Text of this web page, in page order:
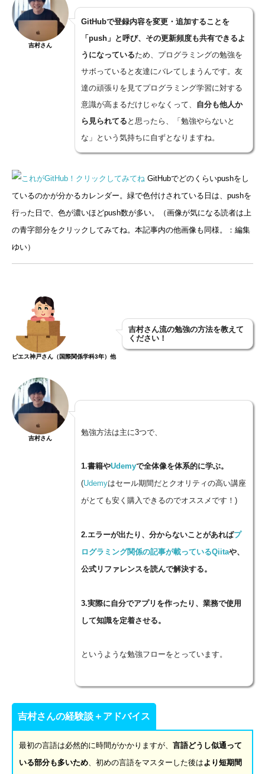
吉村さん
GitHubで登録内容を変更・追加することを
「push」と呼び、その更新頻度も共有できるよ
うになっているため、プログラミングの勉強を
サボっていると友達にバレてしまうんです。友
達の頑張りを見てプログラミング学習に対する
意識が高まるだけじゃなくって、 自分も他人か
ら見られてる と思ったら、「勉強やらないと
な」という気持ちに自ずとなりますね。
GitHubでどのくらいpushをし
ているのかが分かるカレンダー。緑で色付けされている日は、pushを
行った日で、色が濃いほどpush数が多い。（画像が気になる読者は上
の青字部分をクリックしてみてね。本記事内の他画像も同様。：編集
ゆい）
ピエス神戸さん（国際関係学科3年）他
吉村さん流の勉強の方法を教えて
ください！
吉村さん
勉強方法は主に3つで、
1.書籍やUdemyで全体像を体系的に学ぶ。
(Udemyはセール期間だとクオリティの高い講座
がとても安く購入できるのでオススメです！)
2.エラーが出たり、分からないことがあればプ
ログラミング関係の記事が載っているQiitaや、
公式リファレンスを読んで解決する。
3.実際に自分でアプリを作ったり、業務で使用
して知識を定着させる。
というような勉強フローをとっています。
吉村さんの経験談＋アドバイス
最初の言語は必然的に時間がかかりますが、 言語どうし似通って
いる部分も多いため、初めの言語をマスターした後はより短期間